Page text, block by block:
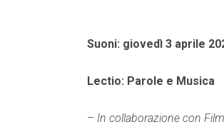
Suoni: giovedì 3 aprile
Lectio: Parole e Musica
– In collaborazione con